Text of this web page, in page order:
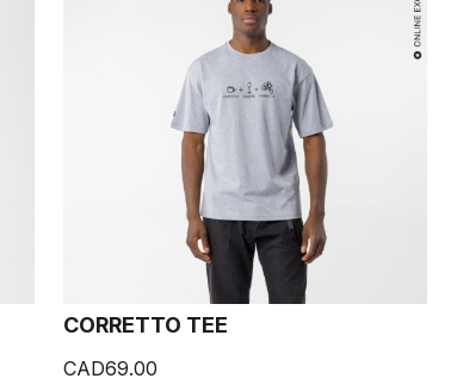
CORRETTO TEE
CAD69.00